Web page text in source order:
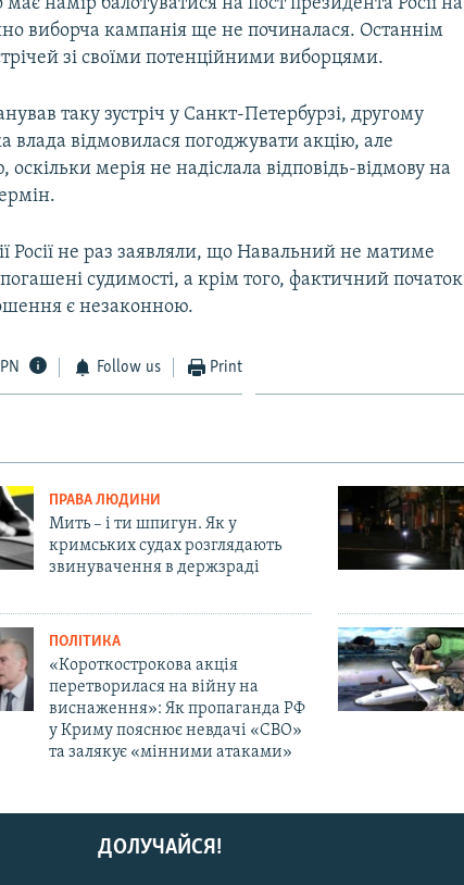
виборча кампанія ще не починалася. Останнім
зі своїми потенційними виборцями.
таку зустріч у Санкт-Петербурзі, другому
влада відмовилася погоджувати акцію, але
мерія не надіслала відповідь-відмову на
Росії не раз заявляли, що Навальний не матиме
судимості, а крім того, фактичний початок
є незаконною.
Follow us Print
ПРАВА ЛЮДИНИ
Мить – і ти шпигун. Як у
кримських судах розглядають
звинувачення в держзраді
ПОЛІТИКА
«Короткострокова акція
перетворилася на війну на
виснаження»: Як пропаганда РФ
у Криму пояснює невдачі «СВО»
та залякує «мінними атаками»
ДОЛУЧАЙСЯ!